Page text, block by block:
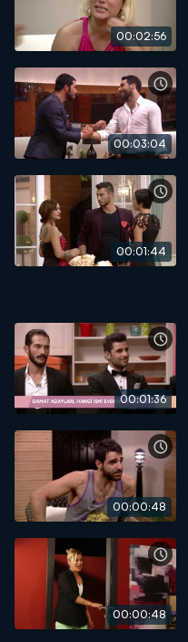
00:02:56
00:03:04
00:01:44
00:01:36
00:00:48
00:00:48